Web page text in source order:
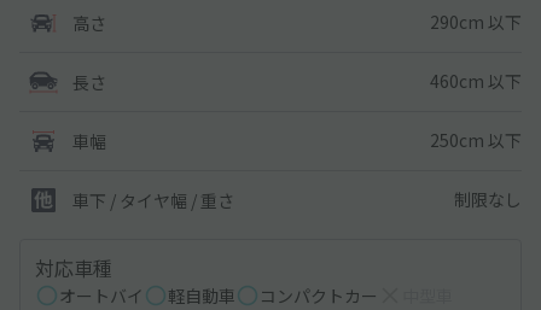
高さ 290cm 以下
長さ 460cm 以下
車幅 250cm 以下
車下 / タイヤ幅 / 重さ 制限なし
対応車種
オートバイ 軽自動車 コンパクトカー